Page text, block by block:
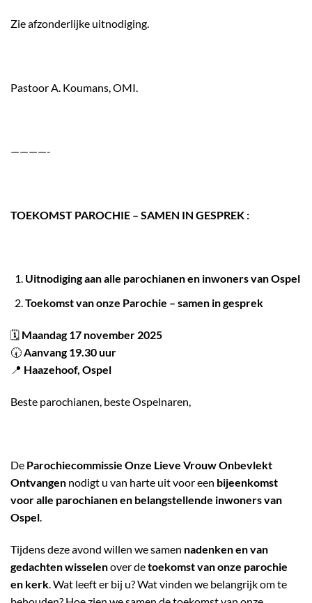
Zie afzonderlijke uitnodiging.
Pastoor A. Koumans, OMI.
————-
TOEKOMST PAROCHIE – SAMEN IN GESPREK :
Uitnodiging aan alle parochianen en inwoners van Ospel
Toekomst van onze Parochie – samen in gesprek
🗓 Maandag 17 november 2025
🕢 Aanvang 19.30 uur
📍 Haazehoof, Ospel
Beste parochianen, beste Ospelnaren,
De Parochiecommissie Onze Lieve Vrouw Onbevlekt
Ontvangen nodigt u van harte uit voor een bijeenkomst
voor alle parochianen en belangstellende inwoners van
Ospel.
Tijdens deze avond willen we samen nadenken en van
gedachten wisselenover detoekomst van onze parochie
en kerk. Wat leeft er bij u? Wat vinden we belangrijk om te